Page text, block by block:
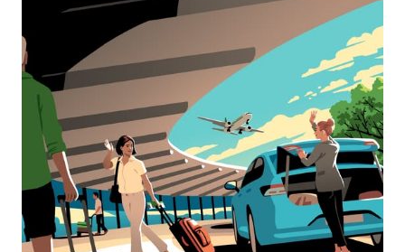
தேர்ந்தெடுக்கவும்.
மூட
எஸ்கேப்
பொத்தான்
அழுத்தவும்.